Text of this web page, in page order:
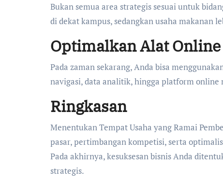
Bukan semua area strategis sesuai untuk
di dekat kampus, sedangkan usaha makanan
Optimalkan Alat Online
Pada zaman sekarang, Anda bisa
navigasi, data analitik, hingga platform
Ringkasan
Menentukan Tempat Usaha yang Ramai
pasar, pertimbangan kompetisi, serta
Pada akhirnya, kesuksesan bisnis Anda
strategis.